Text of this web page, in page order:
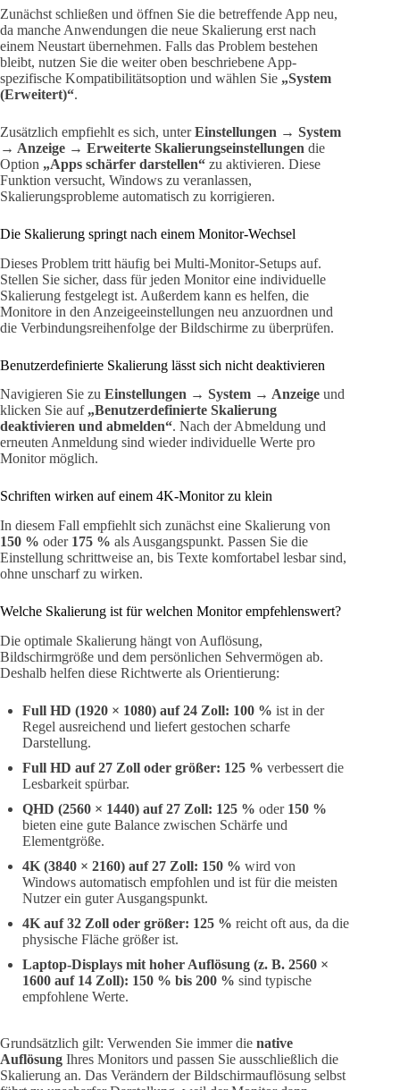
Zunächst schließen und öffnen Sie die betreffende App neu,
da manche Anwendungen die neue Skalierung erst nach
einem Neustart übernehmen. Falls das Problem bestehen
bleibt, nutzen Sie die weiter oben beschriebene App-
spezifische Kompatibilitätsoption und wählen Sie „System
(Erweitert)“.
Zusätzlich empfiehlt es sich, unterEinstellungen → System
→ Anzeige → Erweiterte Skalierungseinstellungen die
Option „Apps schärfer darstellen“ zu aktivieren. Diese
Funktion versucht, Windows zu veranlassen,
Skalierungsprobleme automatisch zu korrigieren.
Die Skalierung springt nach einem Monitor-Wechsel
Dieses Problem tritt häufig bei Multi-Monitor-Setups auf.
Stellen Sie sicher, dass für jeden Monitor eine individuelle
Skalierung festgelegt ist. Außerdem kann es helfen, die
Monitore in den Anzeigeeinstellungen neu anzuordnen und
die Verbindungsreihenfolge der Bildschirme zu überprüfen.
Benutzerdefinierte Skalierung lässt sich nicht deaktivieren
Navigieren Sie zu Einstellungen → System → Anzeige und
klicken Sie auf „Benutzerdefinierte Skalierung
deaktivieren und abmelden“. Nach der Abmeldung und
erneuten Anmeldung sind wieder individuelle Werte pro
Monitor möglich.
Schriften wirken auf einem 4K-Monitor zu klein
In diesem Fall empfiehlt sich zunächst eine Skalierung von
150 % oder 175 % als Ausgangspunkt. Passen Sie die
Einstellung schrittweise an, bis Texte komfortabel lesbar sind,
ohne unscharf zu wirken.
Welche Skalierung ist für welchen Monitor empfehlenswert?
Die optimale Skalierung hängt von Auflösung,
Bildschirmgröße und dem persönlichen Sehvermögen ab.
Deshalb helfen diese Richtwerte als Orientierung:
Full HD (1920 × 1080) auf 24 Zoll: 100 % ist in der
Regel ausreichend und liefert gestochen scharfe
Darstellung.
Full HD auf 27 Zoll oder größer: 125 % verbessert die
Lesbarkeit spürbar.
QHD (2560 × 1440) auf 27 Zoll: 125 % oder 150 %
bieten eine gute Balance zwischen Schärfe und
Elementgröße.
4K (3840 × 2160) auf 27 Zoll: 150 % wird von
Windows automatisch empfohlen und ist für die meisten
Nutzer ein guter Ausgangspunkt.
4K auf 32 Zoll oder größer: 125 % reicht oft aus, da die
physische Fläche größer ist.
Laptop-Displays mit hoher Auflösung (z. B. 2560 ×
1600 auf 14 Zoll): 150 % bis 200 % sind typische
empfohlene Werte.
Grundsätzlich gilt: Verwenden Sie immer die native
Auflösung Ihres Monitors und passen Sie ausschließlich die
Skalierung an. Das Verändern der Bildschirmauflösung selbst